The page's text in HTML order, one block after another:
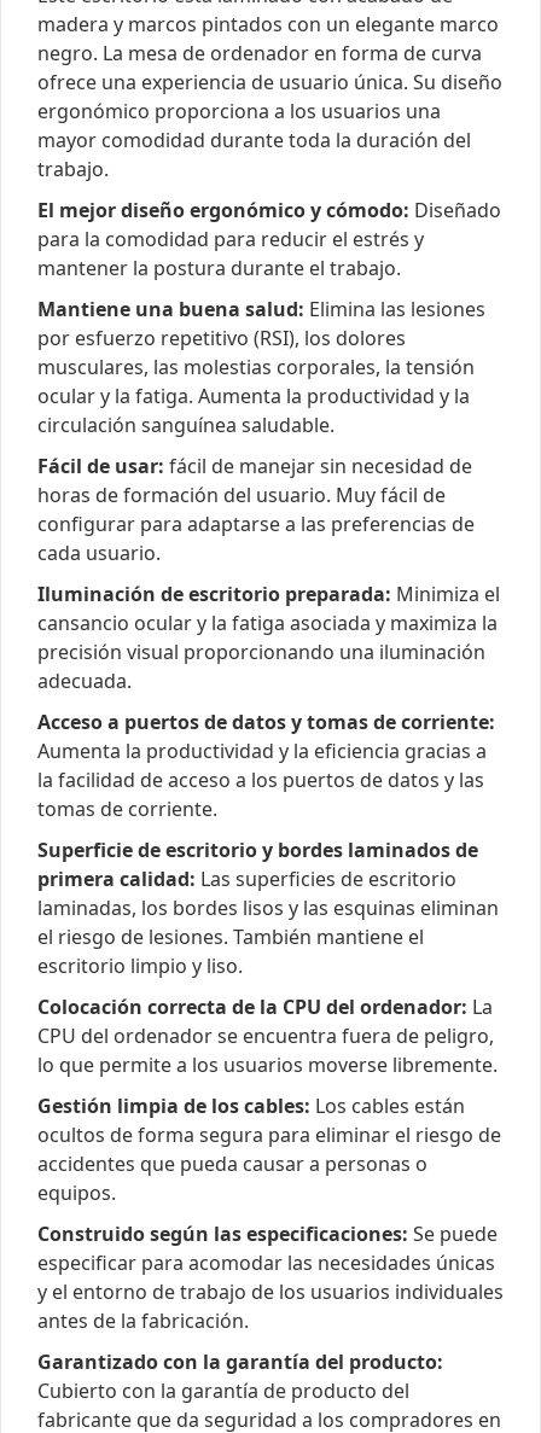
madera y marcos pintados con un elegante marco
negro. La mesa de ordenador en forma de curva
ofrece una experiencia de usuario única. Su diseño
ergonómico proporciona a los usuarios una
mayor comodidad durante toda la duración del
trabajo.
El mejor diseño ergonómico y cómodo: Diseñado
para la comodidad para reducir el estrés y
mantener la postura durante el trabajo.
Mantiene una buena salud: Elimina las lesiones
por esfuerzo repetitivo (RSI), los dolores
musculares, las molestias corporales, la tensión
ocular y la fatiga. Aumenta la productividad y la
circulación sanguínea saludable.
Fácil de usar: fácil de manejar sin necesidad de
horas de formación del usuario. Muy fácil de
configurar para adaptarse a las preferencias de
cada usuario.
Iluminación de escritorio preparada: Minimiza el
cansancio ocular y la fatiga asociada y maximiza la
precisión visual proporcionando una iluminación
adecuada.
Acceso a puertos de datos y tomas de corriente:
Aumenta la productividad y la eficiencia gracias a
la facilidad de acceso a los puertos de datos y las
tomas de corriente.
Superficie de escritorio y bordes laminados de
primera calidad: Las superficies de escritorio
laminadas, los bordes lisos y las esquinas eliminan
el riesgo de lesiones. También mantiene el
escritorio limpio y liso.
Colocación correcta de la CPU del ordenador: La
CPU del ordenador se encuentra fuera de peligro,
lo que permite a los usuarios moverse libremente.
Gestión limpia de los cables: Los cables están
ocultos de forma segura para eliminar el riesgo de
accidentes que pueda causar a personas o
equipos.
Construido según las especificaciones: Se puede
especificar para acomodar las necesidades únicas
y el entorno de trabajo de los usuarios individuales
antes de la fabricación.
Garantizado con la garantía del producto:
Cubierto con la garantía de producto del
fabricante que da seguridad a los compradores en